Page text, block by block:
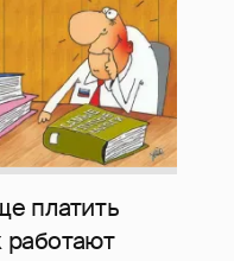
платить
работают